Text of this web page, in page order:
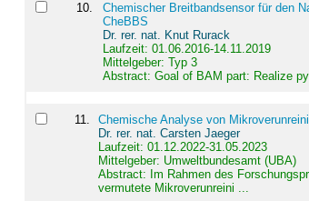
10.
Chemischer Breitbandsensor für den
CheBBS
Dr. rer. nat. Knut Rurack
Laufzeit: 01.06.2016-14.11.2019
Mittelgeber: Typ 3
Abstract:Goal of BAM part: Realize
11
Chemische Analyse von
Dr. rer. nat. Carsten Jaeger
Laufzeit: 01.12.2022-31.05.2023
Mittelgeber: Umweltbundesamt (UBA)
Abstract: Im Rahmen des
vermutete Mikroverunreini ...